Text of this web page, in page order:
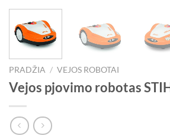
PRADŽIA / VEJOS ROBOTAI
Vejos pjovimo robotas